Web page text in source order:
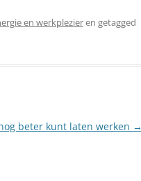
en werkplezieren getagged
beter kunt laten werken →